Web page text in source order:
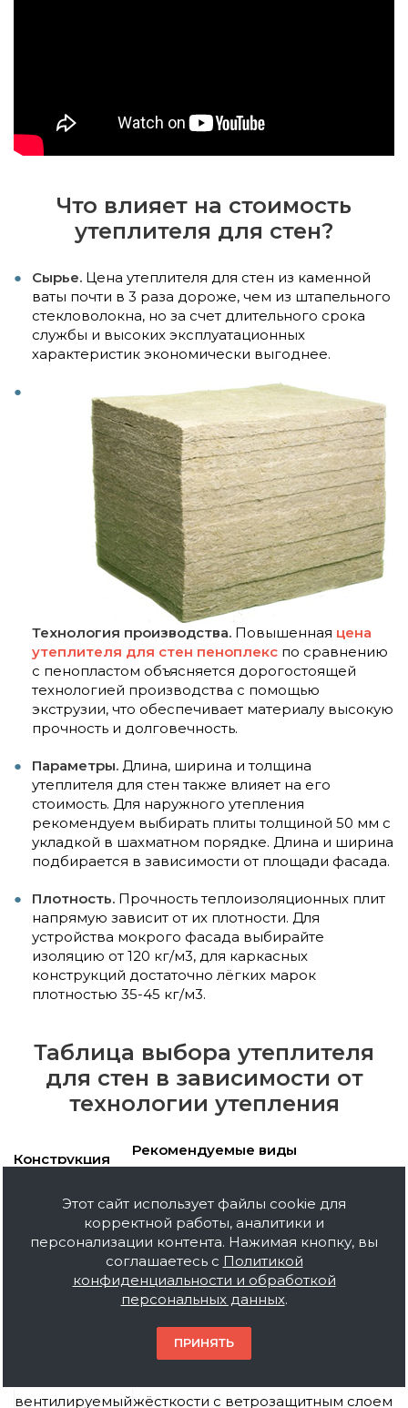
Что влияет на стоимость
утеплителя для стен?
Сырье. Цена утеплителя для стен из каменной
ваты почти в 3 раза дороже, чем из штапельного
стекловолокна, но за счет длительного срока
службы и высоких эксплуатационных
характеристик экономически выгоднее.
Технология производства. Повышенная цена
утеплителя для стен пеноплекс по сравнению
с пенопластом объясняется дорогостоящей
технологией производства с помощью
экструзии, что обеспечивает материалу высокую
прочность и долговечность.
Параметры. Длина, ширина и толщина
утеплителя для стен также влияет на его
стоимость. Для наружного утепления
рекомендуем выбирать плиты толщиной 50 мм с
укладкой в шахматном порядке. Длина и ширина
подбирается в зависимости от площади фасада.
Плотность. Прочность теплоизоляционных плит
напрямую зависит от их плотности. Для
устройства мокрого фасада выбирайте
изоляцию от 120 кг/м3, для каркасных
конструкций достаточно лёгких марок
плотностью 35-45 кг/м3.
Таблица выбора утеплителя
для стен в зависимости от
технологии утепления
Конструкция
Рекомендуемые виды
теплоизоляции
Мокрый фасад
плотностью от 120 кг/м3, экструзия
плотностью 26-32 кг/м3 и
пенопласт марки 15Н, 20Н, 25Н.
Легкие теплоизоляционные плиты
и маты из каменной ваты и
штапельного стекловолокна
плотностью от 75 кг/м3, пенопласт
плотностью 10, 15, 20 (кроме
деревянного дома).
вентилируемыйжёсткости с ветрозащитным слоем
Этот сайт использует файлы cookie для
корректной работы, аналитики и
персонализации контента. Нажимая кнопку, вы
соглашаетесь с Политикой
конфиденциальности и обработкой
персональных данных.
ПРИНЯТЬ